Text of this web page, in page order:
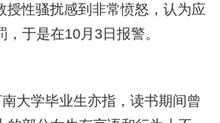
性骚扰感到非常愤怒，认为应
于是在10月3日报警。
学毕业生亦指，读书期间曾